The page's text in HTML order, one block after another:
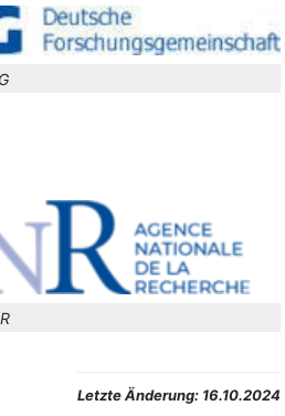
Letzte Änderung: 16.10.2024